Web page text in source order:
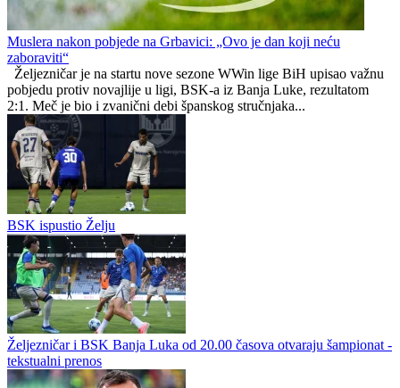
Poznat termin revanša Borac - Gacko
Sarajevski kanton
0 0
Muslera nakon pobjede na Grbavici: „Ovo je dan koji neću
zaboraviti“
Željezničar je na startu nove sezone WWin lige BiH upisao važnu
pobjedu protiv novajlije u ligi, BSK‑a iz Banja Luke, rezultatom
2:1. Meč je bio i zvanični debi španskog stručnjaka...